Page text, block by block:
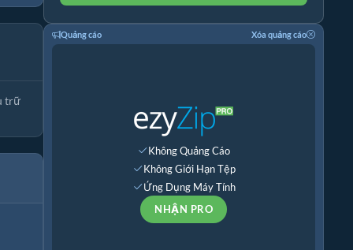
trữ
Quảng cáo Xóa quảng cáo
Không Quảng Cáo
Không Giới Hạn Tệp
Ứng Dụng Máy Tính
NHẬN PRO